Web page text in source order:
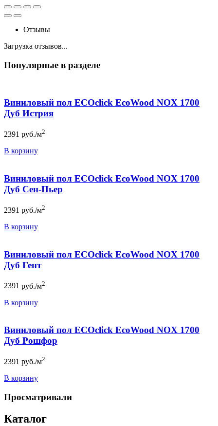
Отзывы
Загрузка отзывов...
Популярные в разделе
Виниловый пол ECOclick EcoWood NOX 1700
Дуб Истрия
2391 руб./м2
В корзину
Виниловый пол ECOclick EcoWood NOX 1700
Дуб Сен-Пьер
2391 руб./м2
В корзину
Виниловый пол ECOclick EcoWood NOX 1700
Дуб Гент
2391 руб./м2
В корзину
Виниловый пол ECOclick EcoWood NOX 1700
Дуб Рошфор
2391 руб./м2
В корзину
Просматривали
Каталог